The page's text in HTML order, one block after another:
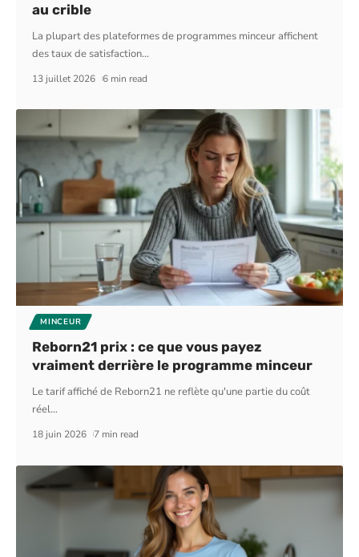
au crible
La plupart des plateformes de programmes minceur affichent
des taux de satisfaction…
13 juillet 2026 6 min read
MINCEUR
Reborn21 prix : ce que vous payez
vraiment derrière le programme minceur
Le tarif affiché de Reborn21 ne reflète qu'une partie du coût
réel…
18 juin 2026 7 min read